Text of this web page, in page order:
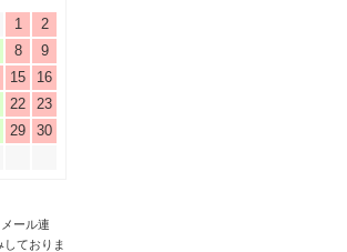
1
2
8
9
15
16
22
23
29
30
ール連
ておりま